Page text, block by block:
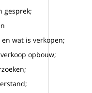
gesprek;
wat is verkopen;
opbouw;